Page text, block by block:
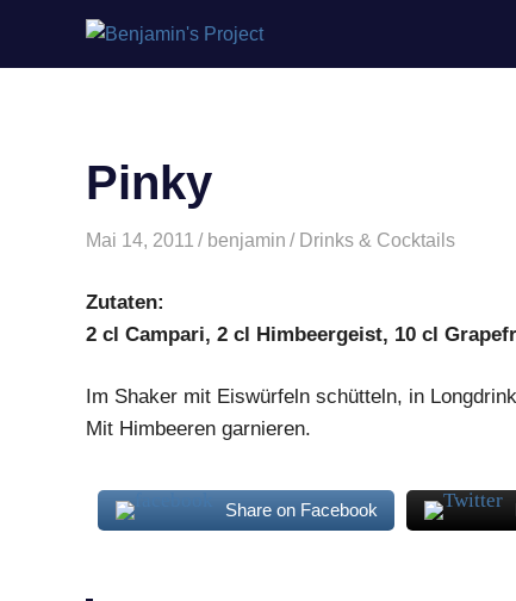
Pinky
Mai 14, 2011 benjamin Drinks & Cocktails
Zutaten:
2 cl Campari, 2 cl Himbeergeist, 10 cl
Im Shaker mit Eiswürfeln schütteln, in
Mit Himbeeren garnieren.
Share on Facebook